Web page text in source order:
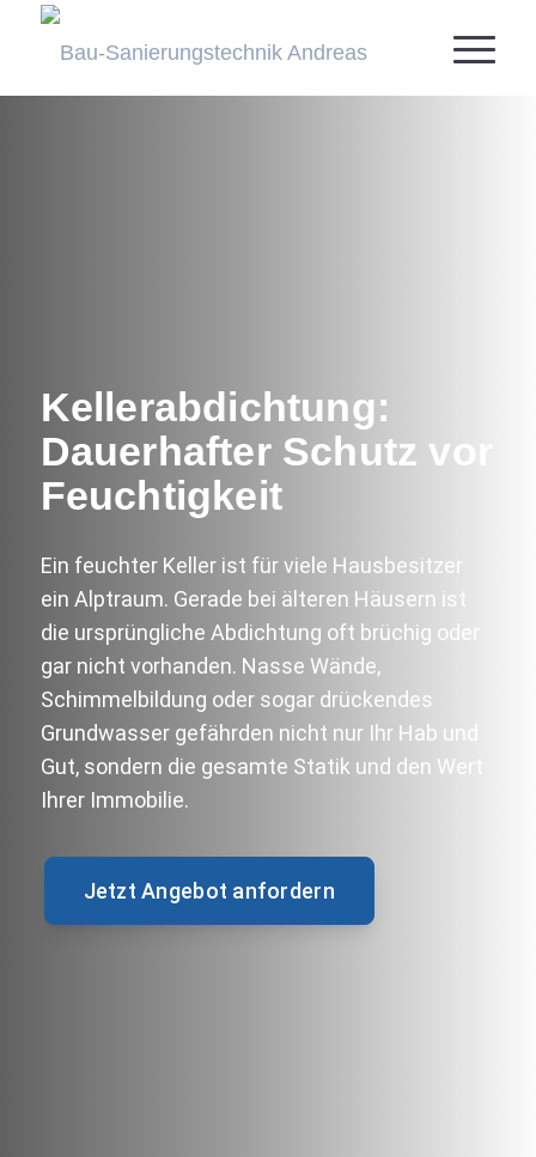
Kellerabdichtung:
Dauerhafter Schutz vor
Feuchtigkeit
Ein feuchter Keller ist für viele Hausbesitzer
ein Alptraum. Gerade bei älteren Häusern ist
die ursprüngliche Abdichtung oft brüchig oder
gar nicht vorhanden. Nasse Wände,
Schimmelbildung oder sogar drückendes
Grundwasser gefährden nicht nur Ihr Hab und
Gut, sondern die gesamte Statik und den Wert
Ihrer Immobilie.
Jetzt Angebot anfordern